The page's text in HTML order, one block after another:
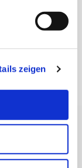
zeigen